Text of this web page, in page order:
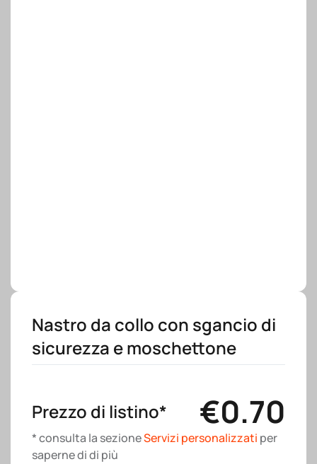
Nastro da collo con sgancio di
sicurezza e moschettone
Prezzo di listino* €0.70
* consulta la sezioneServizi personalizzati per
saperne di di più